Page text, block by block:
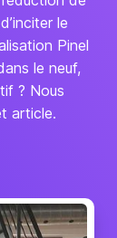
le
Pinel
le neuf,
? Nous
article.